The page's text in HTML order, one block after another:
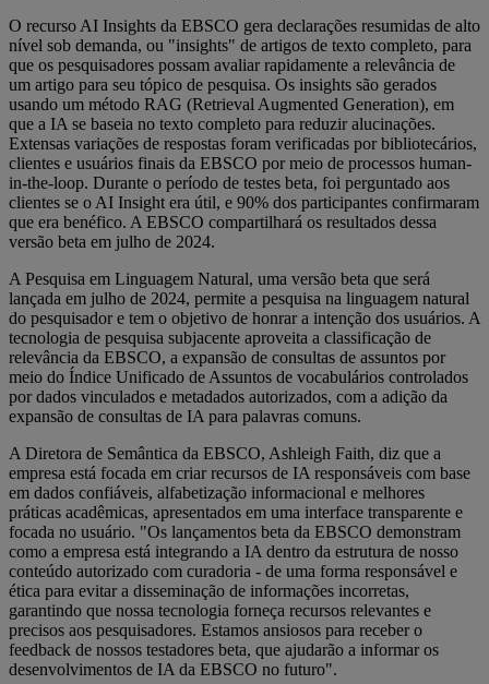
O recurso AI Insights da EBSCO gera declarações resumidas de alto
nível sob demanda, ou "insights" de artigos de texto completo, para
que os pesquisadores possam avaliar rapidamente a relevância de
um artigo para seu tópico de pesquisa. Os insights são gerados
usando um método RAG (Retrieval Augmented Generation), em
que a IA se baseia no texto completo para reduzir alucinações.
Extensas variações de respostas foram verificadas por bibliotecários,
clientes e usuários finais da EBSCO por meio de processos human-
in-the-loop. Durante o período de testes beta, foi perguntado aos
clientes se o AI Insight era útil, e 90% dos participantes confirmaram
que era benéfico. A EBSCO compartilhará os resultados dessa
versão beta em julho de 2024.
A Pesquisa em Linguagem Natural, uma versão beta que será
lançada em julho de 2024, permite a pesquisa na linguagem natural
do pesquisador e tem o objetivo de honrar a intenção dos usuários. A
tecnologia de pesquisa subjacente aproveita a classificação de
relevância da EBSCO, a expansão de consultas de assuntos por
meio do Índice Unificado de Assuntos de vocabulários controlados
por dados vinculados e metadados autorizados, com a adição da
expansão de consultas de IA para palavras comuns.
A Diretora de Semântica da EBSCO, Ashleigh Faith, diz que a
empresa está focada em criar recursos de IA responsáveis com base
em dados confiáveis, alfabetização informacional e melhores
práticas acadêmicas, apresentados em uma interface transparente e
focada no usuário. "Os lançamentos beta da EBSCO demonstram
como a empresa está integrando a IA dentro da estrutura de nosso
conteúdo autorizado com curadoria - de uma forma responsável e
ética para evitar a disseminação de informações incorretas,
garantindo que nossa tecnologia forneça recursos relevantes e
precisos aos pesquisadores. Estamos ansiosos para receber o
feedback de nossos testadores beta, que ajudarão a informar os
desenvolvimentos de IA da EBSCO no futuro".